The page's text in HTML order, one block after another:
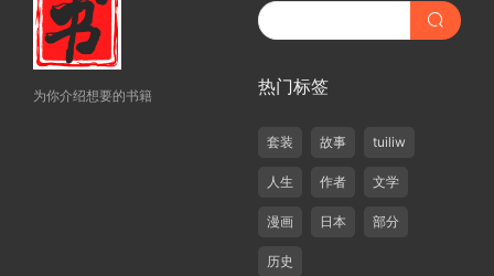
为你介绍想要的书籍 热门标签
套装 故事 tuiliw
人生 作者 文学
漫画 日本 部分
历史